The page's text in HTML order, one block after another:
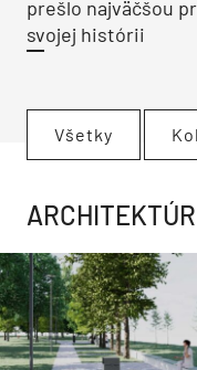
prešlo najväčšou
svojej histórii
Všetky